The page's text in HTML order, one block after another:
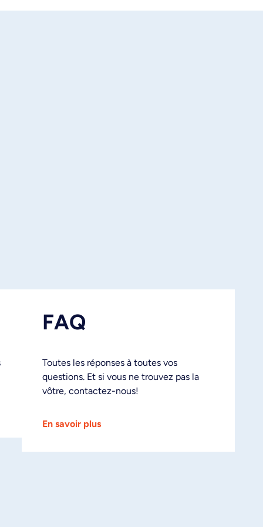
FAQ
Toutes les réponses à toutes vos
questions. Et si vous ne trouvez pas la
vôtre, contactez-nous!
En savoir plus